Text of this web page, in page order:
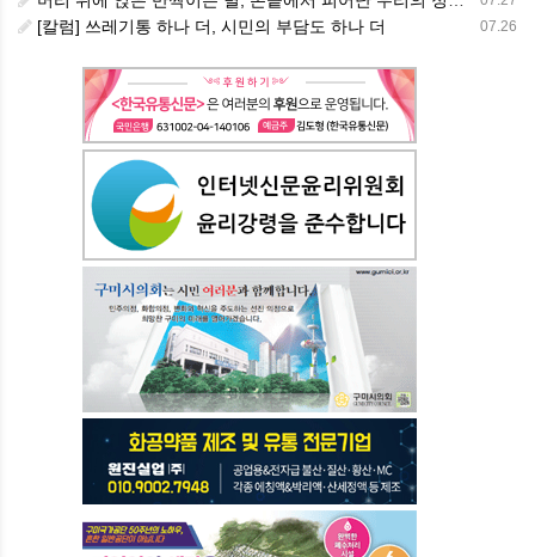
07.26
[칼럼] 쓰레기통 하나 더, 시민의 부담도 하나 더